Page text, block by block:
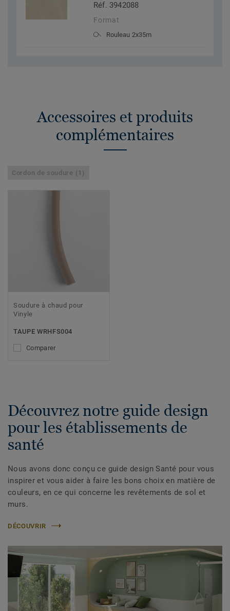
Réf. 3942088
Format
Rouleau 2x35m
Accessoires et produits
complémentaires
Cordon de soudure (1)
Soudure à chaud pour
Vinyle
TAUPE WRHFS004
Comparer
Découvrez notre guide design
pour les établissements de
santé
Nous avons donc conçu ce guide design Santé pour vous
inspirer et vous aider à faire les bons choix en matière de
couleurs, en ce qui concerne les revêtements de sol et
murs.
DÉCOUVRIR